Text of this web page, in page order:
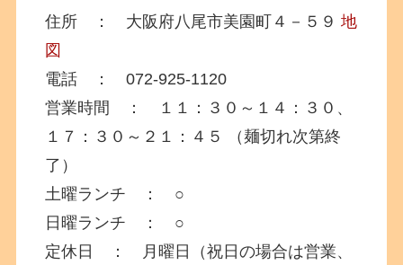
住所 ： 大阪府八尾市美園町４－５９地
図
電話 ： 072-925-1120
営業時間 ： １１：３０～１４：３０、
１７：３０～２１：４５ （麺切れ次第終
了）
土曜ランチ ： ○
日曜ランチ ： ○
定休日 ： 月曜日（祝日の場合は営業、